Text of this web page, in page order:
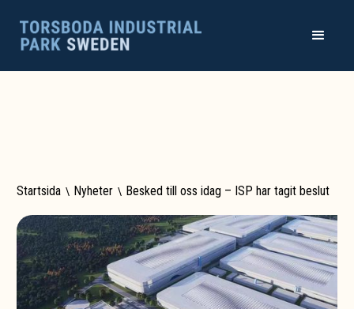
Startsida \ Nyheter \ Besked till oss idag – ISP har tagit beslut